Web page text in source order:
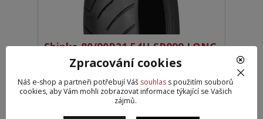
Shinko 80/90R21 54H SR999 LONG
HAUL
2 245 Kč
1 855 Kčbez DPH Externí > 10
Zpracování cookies
Náš e-shop a partneři potřebují Váš souhlass použitím souborů
cookies, aby Vám mohli zobrazovat informace týkající se Vašich
zájmů.